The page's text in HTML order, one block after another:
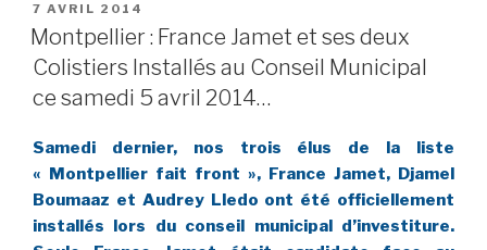
PUBLIÉ
LE
7 AVRIL 2014
Montpellier : France Jamet et ses deux
Colistiers Installés au Conseil Municipal
ce samedi 5 avril 2014…
Samedi dernier, nos trois élus de la liste
« Montpellier fait front », France Jamet, Djamel
Boumaaz et Audrey Lledo ont été officiellement
installés lors du conseil municipal d’investiture.